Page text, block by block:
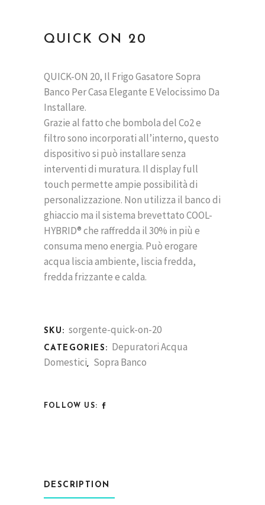
QUICK ON 20
QUICK-ON 20, Il Frigo Gasatore Sopra
Banco Per Casa Elegante E Velocissimo Da
Installare.
Grazie al fatto che bombola del Co2 e
filtro sono incorporati all’interno, questo
dispositivo si può installare senza
interventi di muratura. Il display full
touch permette ampie possibilità di
personalizzazione. Non utilizza il banco di
ghiaccio ma il sistema brevettato COOL-
HYBRID® che raffredda il 30% in più e
consuma meno energia. Può erogare
acqua liscia ambiente, liscia fredda,
fredda frizzante e calda.
SKU: sorgente-quick-on-20
CATEGORIES: Depuratori Acqua
Domestici, Sopra Banco
FOLLOW US:
DESCRIPTION